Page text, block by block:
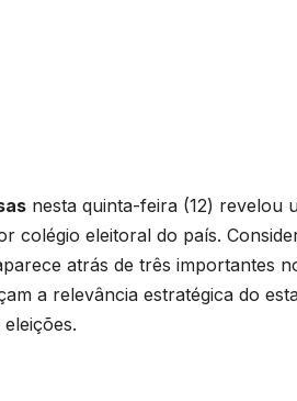
nesta quinta-feira (12) revelou
colégio eleitoral do país.
atrás de três importantes
a relevância estratégica do